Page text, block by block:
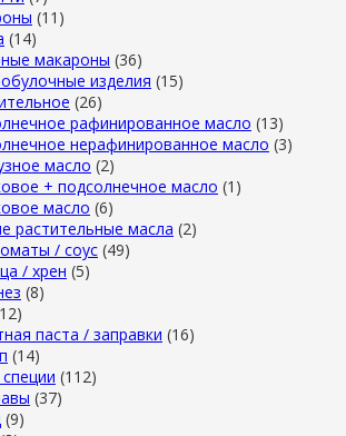
(11)
(14)
макароны (36)
изделия (15)
(26)
рафинированное масло (13)
нерафинированное масло (3)
масло (2)
+ подсолнечное масло (1)
масло (6)
растительные масла (2)
/ соус (49)
/ хрен (5)
(8)
паста / заправки (16)
(14)
(112)
(37)
(9)